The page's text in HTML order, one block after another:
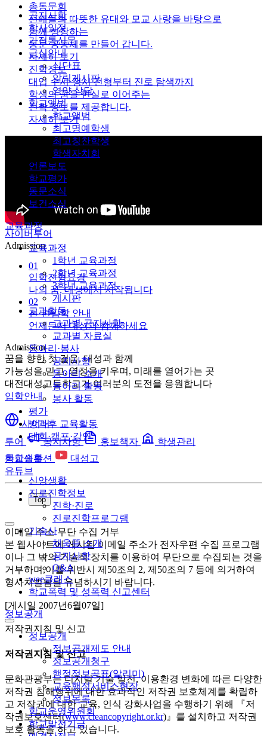
공지사항
학사일정
가정통신문
급식안내
식단표
알림게시판
영양 상담
학교앨범
학교앨범
최고명예학생
최고칭찬학생
학생자치회
언론보도
학교평가
동문소식
보건소식
교육과정
교육과정
1학년 교육과정
2학년 교육과정
3학년 교육과정
게시판
교과활동
교과별 공지사항
교과별 자료실
동아리·봉사
공지사항
동아리 소개
동아리 활동
봉사 활동
평가
방과후 교육활동
대회·캠프·강연
학교생활
신앙생활
진로진학정보
진학·진로
진로진학프로그램
기숙사
채움뜰 소개
공지사항
Q&A
wee클래스
학교폭력 및 성폭력 신고센터
정보공개
정보공개
정보공개제도 안내
정보공개청구
행정정보공표(알리미)
교육행정서비스현장
정보목록
학교운영위원회
학교발전기금
총동문회
선배들의 따뜻한 유대와 모교 사랑을 바탕으로
함께 성장하는
동문 공동체를 만들어 갑니다.
자세히 보기
진학정보
대입 수시·정시 전형부터 진로 탐색까지
학생의 꿈을 현실로 이어주는
진학 정보를 제공합니다.
자세히 보기
사이버투어
Admission
01
입학전형요강
나의 꿈, 대성에서 시작됩니다
02
전·편입학 안내
언제든지 대성과 함께하세요
Admission
꿈을 향한 첫 걸음, 대성과 함께
가능성을 믿고, 열정을 키우며, 미래를 열어가는 곳
대전대성고등학교가 여러분의 도전을 응원합니다
입학안내
사이버
투어
공지사항 홍보책자
학생관리
통합솔루션
대성고
유튜브
Top
이메일 주소 무단 수집 거부
본 웹사이트에 게시된 이메일 주소가 전자우편 수집 프로그램
이나 그 밖의 기술적 장치를 이용하여 무단으로 수집되는 것을
거부하며,이를 위반시 제50조의 2, 제50조의 7 등에 의거하여
형사처벌됨을 유념하시기 바랍니다.
[게시일 2007년6월07일]
저작권지침 및 신고
저작권지침 및 신고
문화관광부는 디지털 기술 발전, 이용환경 변화에 따른 다양한
저작권 침해행위에 대한 효과적인 저작권 보호체계를 확립하
고 저작권에 대한 교육, 인식 강화사업을 수행하기 위해 『저
작권보호센터(www.cleancopyright.or.kr)』를 설치하고 저작권
보호 활동을 하고 있습니다.